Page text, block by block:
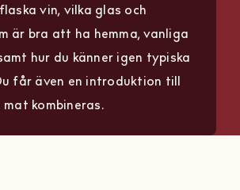
vin, vilka glas och
är bra att ha hemma, vanliga
hur du känner igen typiska
får även en introduktion till
mat kombineras.